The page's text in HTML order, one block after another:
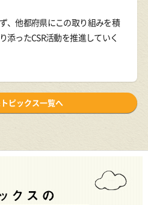
、他都府県にこの取り組みを積
添ったCSR活動を推進していく
ピックス一覧へ